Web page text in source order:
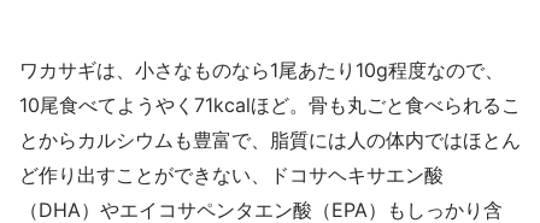
ワカサギは、小さなものなら1尾あたり10g程度なので、
10尾食べてようやく71kcalほど。骨も丸ごと食べられるこ
とからカルシウムも豊富で、脂質には人の体内ではほとん
ど作り出すことができない、ドコサヘキサエン酸
（DHA）やエイコサペンタエン酸（EPA）もしっかり含